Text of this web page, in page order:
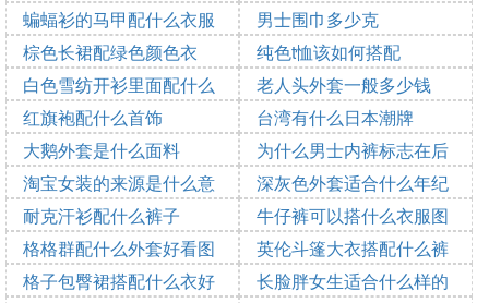
2025-10-19 01:23:55 2025-10-19 00:44:51
蝙蝠衫的马甲配什么衣服
好看
2025-10-18 22:48:19
男士围巾多少克
2025-10-18 20:52:54
棕色长裙配绿色颜色衣
2025-10-18 19:50:44
纯色t恤该如何搭配
2025-10-18 19:48:11
白色雪纺开衫里面配什么
裤子
2025-10-18 19:48:09
老人头外套一般多少钱
2025-10-18 18:41:23
红旗袍配什么首饰
2025-10-18 17:33:28
台湾有什么日本潮牌
2025-10-18 16:28:55
大鹅外套是什么面料
2025-10-18 16:23:20
为什么男士内裤标志在后
面
2025-10-18 14:46:02
淘宝女装的来源是什么意
思
2025-10-18 14:22:27
深灰色外套适合什么年纪
肤色穿2025-10-18 14:10:25
耐克汗衫配什么裤子
2025-10-18 12:29:56
牛仔裤可以搭什么衣服图
片
2025-10-18 11:34:05
格格群配什么外套好看图
片
2025-10-18 11:22:22
英伦斗篷大衣搭配什么裤
子
2025-10-18 09:07:24
格子包臀裙搭配什么衣好
长脸胖女生适合什么样的